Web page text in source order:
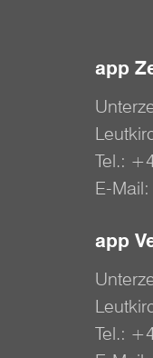
app
Tel.:
E-Mail:
app
Tel.: